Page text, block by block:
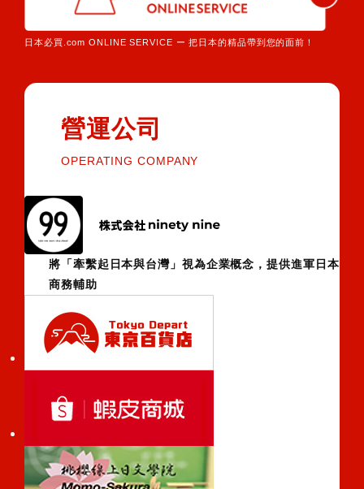
日本必買.com ONLINE SERVICE ー 把日本的精品帶到您的面前！
營運公司
OPERATING COMPANY
將「牽繫起日本與台灣」視為企業概念，提供進軍日本
商務輔助